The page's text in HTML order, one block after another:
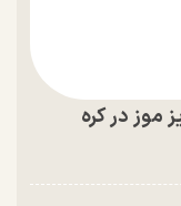
موز در کره